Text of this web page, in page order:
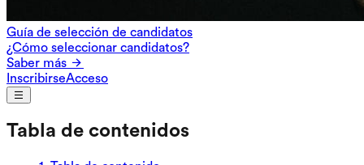
Guía de selección de candidatos
¿Cómo seleccionar candidatos?
Saber más
InscribirseAcceso
Tabla de contenidos